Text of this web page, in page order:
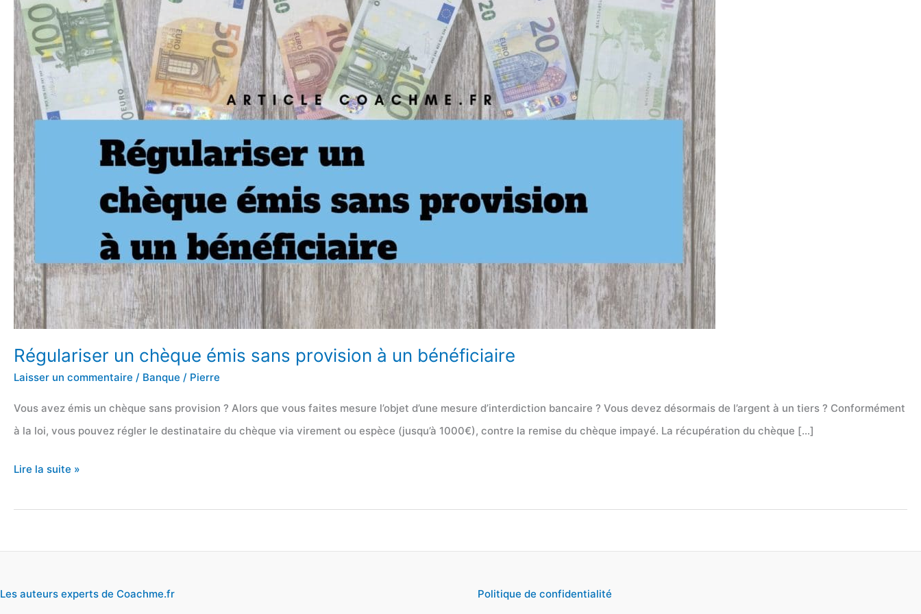
Régulariser un chèque émis sans provision à un bénéficiaire
Laisser un commentaire / Banque / Pierre
Vous avez émis un chèque sans provision ? Alors que vous faites mesure l’objet d’une mesure d’interdiction bancaire ? Vous devez désormais de l’argent à un tiers ? Conformément
à la loi, vous pouvez régler le destinataire du chèque via virement ou espèce (jusqu’à 1000€), contre la remise du chèque impayé. La récupération du chèque […]
Régulariser
chèque
Lire la suite »
Les auteurs experts de Coachme.fr Politique de confidentialité